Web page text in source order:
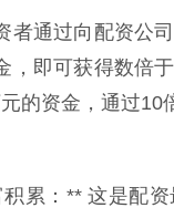
者通过向配资公
，即可获得数倍
的资金，通过10
累：** 这是配